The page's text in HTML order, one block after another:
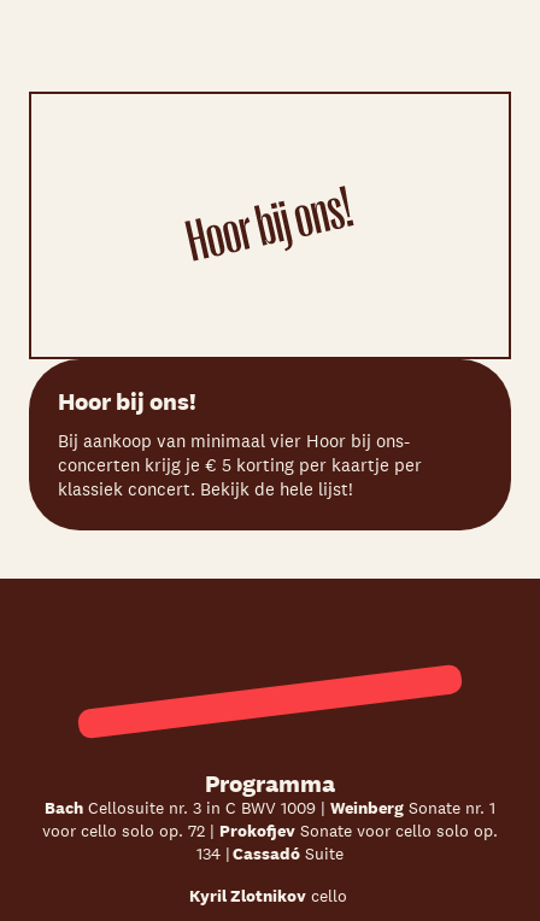
Hoor bij ons!
Bij aankoop van minimaal vier Hoor bij ons-
concerten krijg je € 5 korting per kaartje per
klassiek concert. Bekijk de hele lijst!
Programma
Bach Cellosuite nr. 3 in C BWV 1009 | Weinberg Sonate nr. 1
voor cello solo op. 72 | Prokofjev Sonate voor cello solo op.
134 |Cassadó Suite
Kyril Zlotnikov cello